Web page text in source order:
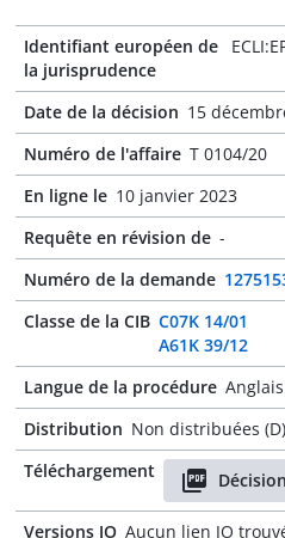
Identifiant européen de
la jurisprudence
Date de la décision 15
Numéro de l'affaire T 0104/20
En ligne le 10 janvier 2023
Requête en révision de -
Numéro de la demande
Classe de la CIB C07K 14/01
A61K 39/12
Langue de la procédure Anglais
Distribution Non distribuées (D)
Téléchargement
Versions JO Aucun lien JO